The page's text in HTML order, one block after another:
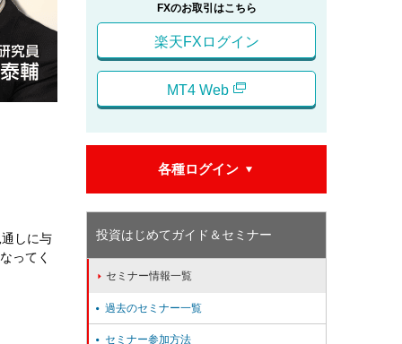
しに与
ってく
FXのお取引はこちら
楽天FXログイン
MT4 Web
各種ログイン
投資はじめてガイド＆セミナー
 セミナー情報一覧
 過去のセミナー一覧
 セミナー参加方法